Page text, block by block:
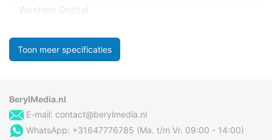
Western Digital
Toon meer specificaties
BerylMedia.nl
E-mail: contact@berylmedia.nl
WhatsApp: +31647776785 (Ma. t/m Vr. 09:00 - 14:00)